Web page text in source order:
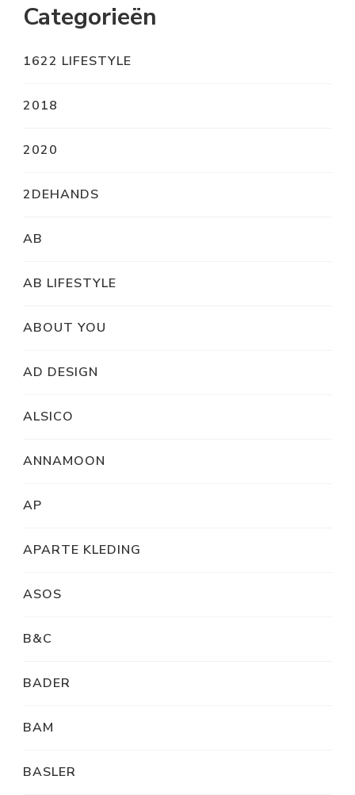
Categorieën
1622 LIFESTYLE
2018
2020
2DEHANDS
AB
AB LIFESTYLE
ABOUT YOU
AD DESIGN
ALSICO
ANNAMOON
AP
APARTE KLEDING
ASOS
B&C
BADER
BAM
BASLER